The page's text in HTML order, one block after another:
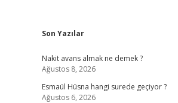
Sidebar
Son Yazılar
Nakit avans almak ne demek ?
Ağustos 8, 2026
Esmaül Hüsna hangi surede geçiyor ?
Ağustos 6, 2026
ilbet yeni giriş